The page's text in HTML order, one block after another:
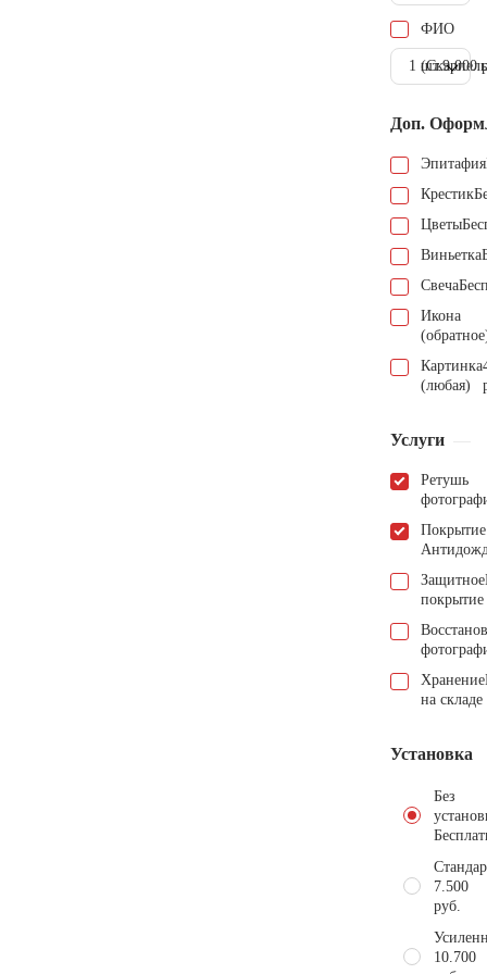
ФИО
1 шт.9.000
Доп.
Эпитафия
Крестик
Цветы
Виньетка
Свеча
Икона
Картинка
(любая)
Услуги
Ретушь
Покрытие
Защитное
покрытие
Хранение
на складе
Установка
Без
7.500
руб.
10.700